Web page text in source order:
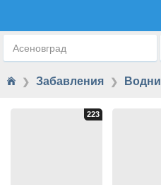
Асеновград
❯ Забавления ❯ Водни